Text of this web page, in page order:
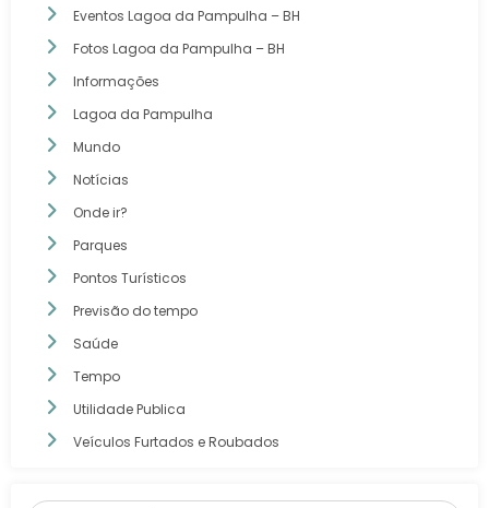
Eventos Lagoa da Pampulha – BH
Fotos Lagoa da Pampulha – BH
Informações
Lagoa da Pampulha
Mundo
Notícias
Onde ir?
Parques
Pontos Turísticos
Previsão do tempo
Saúde
Tempo
Utilidade Publica
Veículos Furtados e Roubados